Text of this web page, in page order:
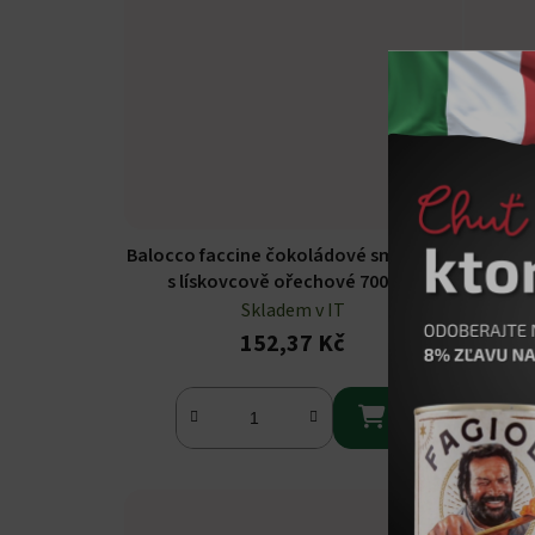
Balocco faccine čokoládové smajlíky
s lískovcově ořechové 700g
Skladem v IT
152,37 Kč
